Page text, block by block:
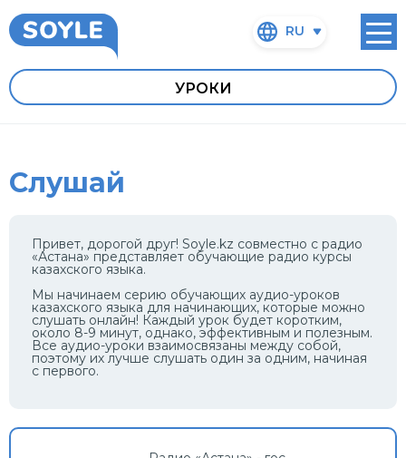
RU
УРОКИ
Слушай
Привет, дорогой друг! Soyle.kz совместно с радио
«Астана» представляет обучающие радио курсы
казахского языка.
Мы начинаем серию обучающих аудио-уроков
казахского языка для начинающих, которые можно
слушать онлайн! Каждый урок будет коротким,
около 8-9 минут, однако, эффективным и полезным.
Все аудио-уроки взаимосвязаны между собой,
поэтому их лучше слушать один за одним, начиная
с первого.